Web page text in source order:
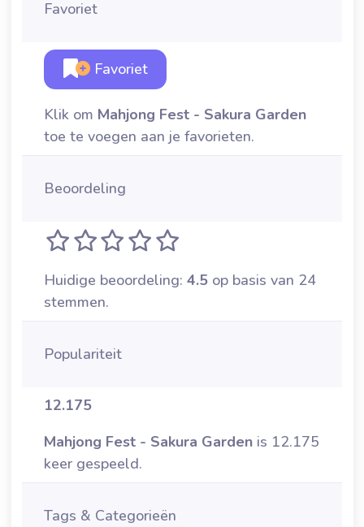
Favoriet
Favoriet
Klik om Mahjong Fest - Sakura Garden
toe te voegen aan je favorieten.
Beoordeling
Huidige beoordeling: 4.5 op basis van 24
stemmen.
Populariteit
12.175
Mahjong Fest - Sakura Garden is 12.175
keer gespeeld.
Tags & Categorieën